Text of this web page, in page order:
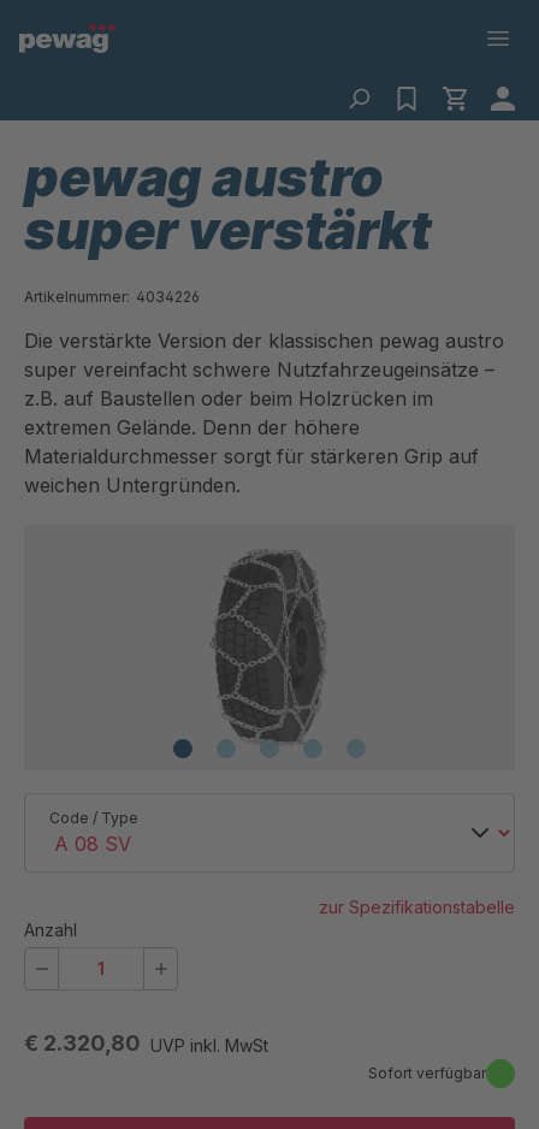
pewag austro
super verstärkt
Artikelnummer: 4034226
Die verstärkte Version der klassischen pewag austro
super vereinfacht schwere Nutzfahrzeugeinsätze –
z.B. auf Baustellen oder beim Holzrücken im
extremen Gelände. Denn der höhere
Materialdurchmesser sorgt für stärkeren Grip auf
weichen Untergründen.
€ 2.320,80 UVP inkl. MwSt
Sofort verfügbar
Code / Type
zur Spezifikationstabelle
Anzahl